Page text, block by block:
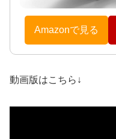
Amazonで見る
動画版はこちら↓